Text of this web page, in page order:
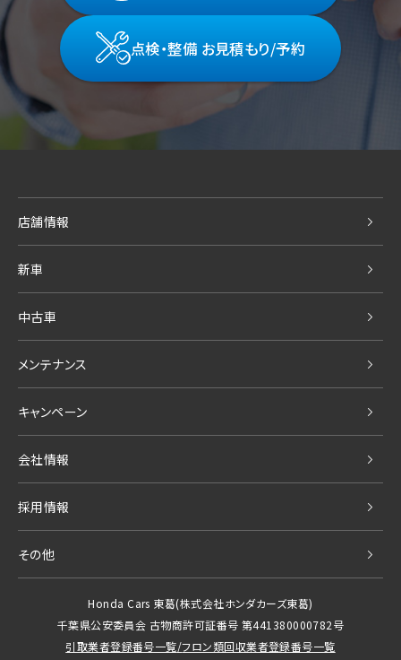
点検・整備 お見積もり/予約
店舗情報
新車
中古車
メンテナンス
キャンペーン
会社情報
採用情報
その他
Honda Cars 東葛(株式会社ホンダカーズ東葛)
千葉県公安委員会 古物商許可証番号 第441380000782号
引取業者登録番号一覧/フロン類回収業者登録番号一覧